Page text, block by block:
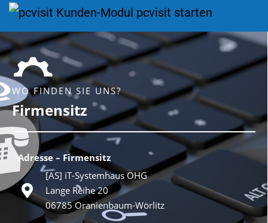
WO FINDEN SIE UNS?
Firmensitz
Adresse – Firmensitz
[AS] iT-Systemhaus OHG
Lange Reihe 20
06785 Oranienbaum-Wörlitz